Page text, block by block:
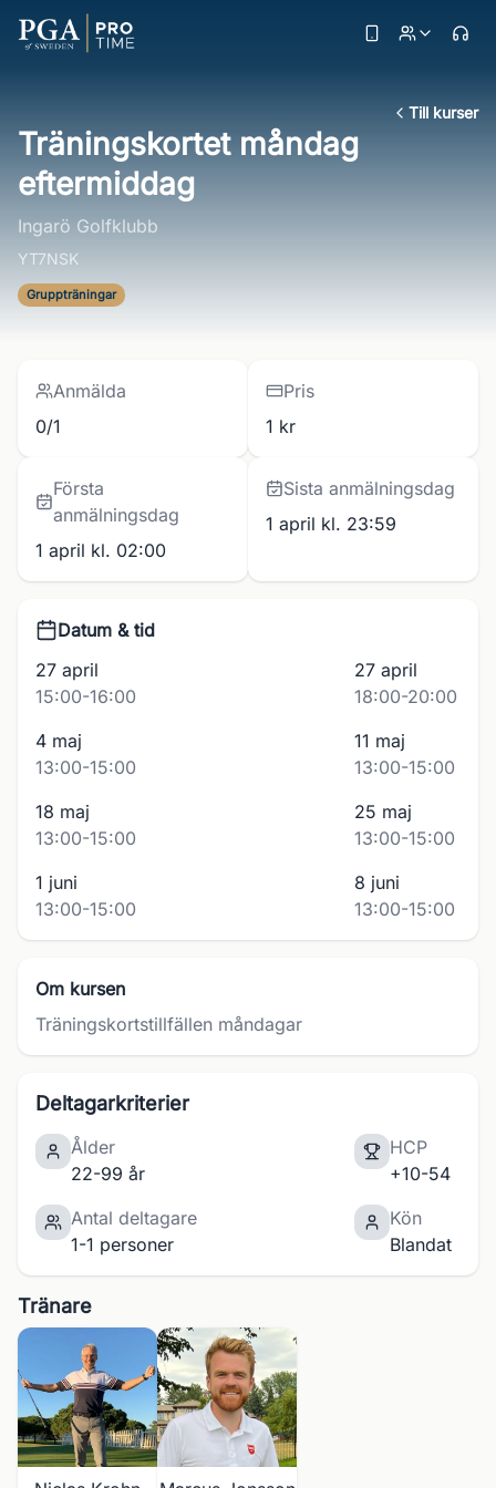
Till kurser
Träningskortet måndag
eftermiddag
Ingarö Golfklubb
YT7NSK
Gruppträningar
Anmälda
0/1
Pris
1 kr
Första
anmälningsdag
1 april kl. 02:00
Sista anmälningsdag
1 april kl. 23:59
Datum & tid
27 april
15:00-16:00
27 april
18:00-20:00
4 maj
13:00-15:00
11 maj
13:00-15:00
18 maj
13:00-15:00
25 maj
13:00-15:00
1 juni
13:00-15:00
8 juni
13:00-15:00
Om kursen
Träningskortstillfällen måndagar
Deltagarkriterier
Ålder
22-99 år
HCP
+10-54
Antal deltagare
1-1 personer
Kön
Blandat
Tränare